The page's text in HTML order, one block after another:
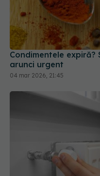
Condimentele expiră?
arunci urgent
04 mar 2026, 21:45